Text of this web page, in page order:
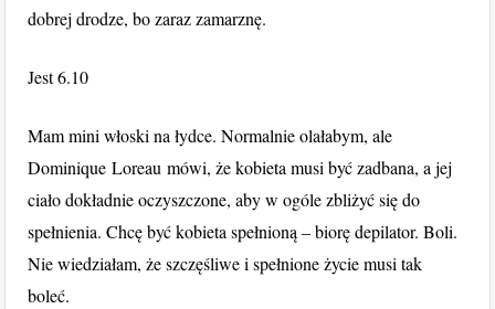
dobrej drodze, bo zaraz zamarznę.
Jest 6.10
Mam mini włoski na łydce. Normalnie olałabym, ale
Dominique Loreau mówi, że kobieta musi być zadbana, a jej
ciało dokładnie oczyszczone, aby w ogóle zbliżyć się do
spełnienia. Chcę być kobieta spełnioną – biorę depilator. Boli.
Nie wiedziałam, że szczęśliwe i spełnione życie musi tak
boleć.